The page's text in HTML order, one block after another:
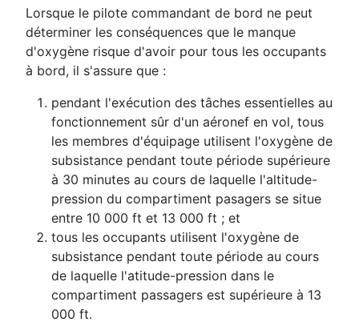
Lorsque le pilote commandant de bord ne peut
déterminer les conséquences que le manque
d'oxygène risque d'avoir pour tous les occupants
à bord, il s'assure que :
pendant l'exécution des tâches essentielles au
fonctionnement sûr d'un aéronef en vol, tous
les membres d'équipage utilisent l'oxygène de
subsistance pendant toute période supérieure
à 30 minutes au cours de laquelle l'altitude-
pression du compartiment pasagers se situe
entre 10 000 ft et 13 000 ft ; et
tous les occupants utilisent l'oxygène de
subsistance pendant toute période au cours
de laquelle l'atitude-pression dans le
compartiment passagers est supérieure à 13
000 ft.